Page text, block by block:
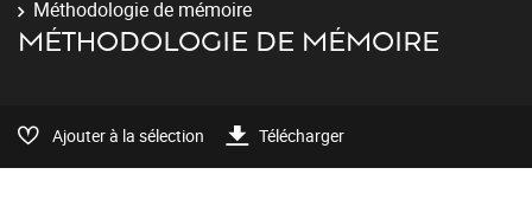
Méthodologie de mémoire
MÉTHODOLOGIE DE MÉMOIRE
Ajouter à la sélection Télécharger